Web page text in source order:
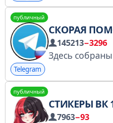
публичный
СКОРАЯ
145213−3296
Telegram
публичный
СТИКЕРЫ ВК
7963−93